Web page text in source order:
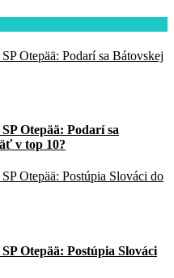
Otepää: Podarí sa
v top 10?
Otepää: Postúpia Slováci